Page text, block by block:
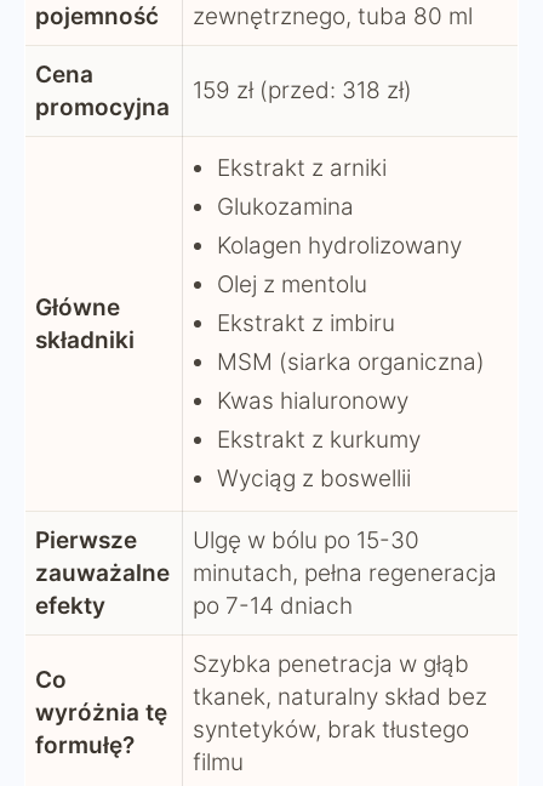
pojemność
zewnętrznego, tuba 80 ml
Cena
promocyjna
159 zł (przed: 318 zł)
Główne
składniki
Ekstrakt z arniki
Glukozamina
Kolagen hydrolizowany
Olej z mentolu
Ekstrakt z imbiru
MSM (siarka organiczna)
Kwas hialuronowy
Ekstrakt z kurkumy
Wyciąg z boswellii
Pierwsze
zauważalne
efekty
Ulgę w bólu po 15-30
minutach, pełna regeneracja
po 7-14 dniach
Co
wyróżnia tę
formułę?
Szybka penetracja w głąb
tkanek, naturalny skład bez
syntetyków, brak tłustego
filmu